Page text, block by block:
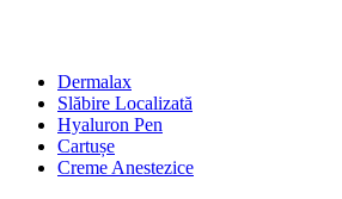
Dermalax
Slăbire Localizată
Hyaluron Pen
Cartușe
Creme Anestezice